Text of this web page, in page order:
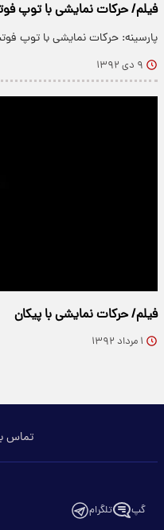
فیلم/ حرکات نمایشی با توپ
پارسینه: حرکات نمایشی با توپ
۹ دی ۱۳۹۲
فیلم/ حرکات نمایشی با پیکان
۱ مرداد ۱۳۹۲
تماس
گپ تلگرام